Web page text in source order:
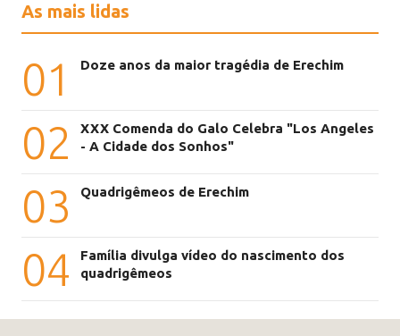
As mais lidas
01 Doze anos da maior tragédia de Erechim
02
XXX Comenda do Galo Celebra "Los Angeles
- A Cidade dos Sonhos"
03 Quadrigêmeos de Erechim
04
Família divulga vídeo do nascimento dos
quadrigêmeos